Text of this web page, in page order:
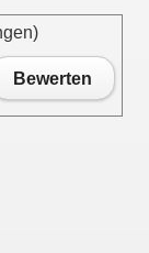
Bewerten